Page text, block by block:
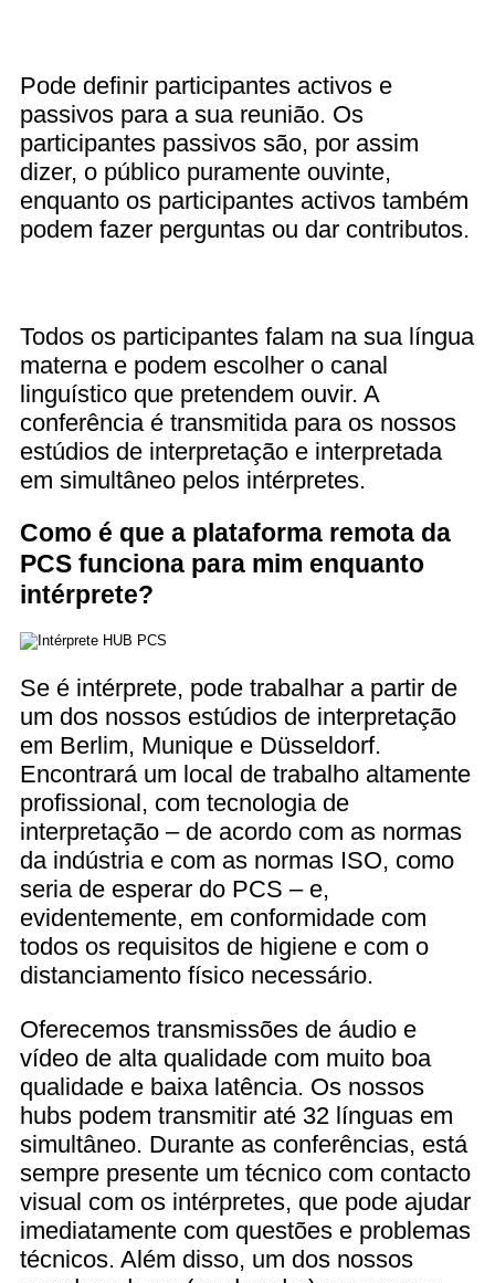
Pode definir participantes activos e
passivos para a sua reunião. Os
participantes passivos são, por assim
dizer, o público puramente ouvinte,
enquanto os participantes activos também
podem fazer perguntas ou dar contributos.
Todos os participantes falam na sua língua
materna e podem escolher o canal
linguístico que pretendem ouvir. A
conferência é transmitida para os nossos
estúdios de interpretação e interpretada
em simultâneo pelos intérpretes.
Como é que a plataforma remota da
PCS funciona para mim enquanto
intérprete?
Se é intérprete, pode trabalhar a partir de
um dos nossos estúdios de interpretação
em Berlim, Munique e Düsseldorf.
Encontrará um local de trabalho altamente
profissional, com tecnologia de
interpretação – de acordo com as normas
da indústria e com as normas ISO, como
seria de esperar do PCS – e,
evidentemente, em conformidade com
todos os requisitos de higiene e com o
distanciamento físico necessário.
Oferecemos transmissões de áudio e
vídeo de alta qualidade com muito boa
qualidade e baixa latência. Os nossos
hubs podem transmitir até 32 línguas em
simultâneo. Durante as conferências, está
sempre presente um técnico com contacto
visual com os intérpretes, que pode ajudar
imediatamente com questões e problemas
técnicos. Além disso, um dos nossos